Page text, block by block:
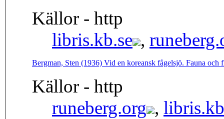
Källor - http
libris.kb.se ,
Bergman, Sten (1936) Vid en koreansk fågelsjö. Fauna och
Källor - http
runeberg.org ,